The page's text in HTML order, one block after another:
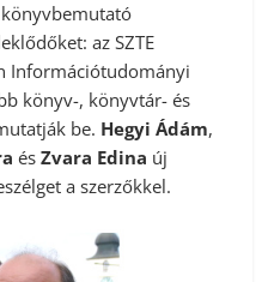
az SZTE
Információtudományi
könyv-, könyvtár- és
be. Hegyi Ádám,
ésZvara Edina új
a szerzőkkel.